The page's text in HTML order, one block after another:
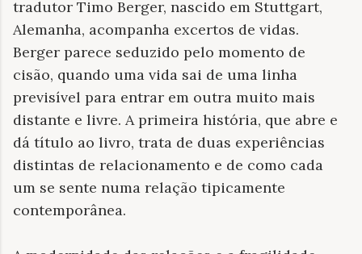
tradutor Timo Berger, nascido em Stuttgart,
Alemanha, acompanha excertos de vidas.
Berger parece seduzido pelo momento de
cisão, quando uma vida sai de uma linha
previsível para entrar em outra muito mais
distante e livre. A primeira história, que abre e
dá título ao livro, trata de duas experiências
distintas de relacionamento e de como cada
um se sente numa relação tipicamente
contemporânea.